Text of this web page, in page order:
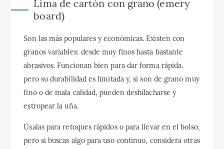
Lima de cartón con grano (emery
board)
Son las más populares y económicas. Existen con
granos variables: desde muy finos hasta bastante
abrasivos. Funcionan bien para dar forma rápida,
pero su durabilidad es limitada y, si son de grano muy
fino o de mala calidad, pueden deshilacharse y
estropear la uña.
Úsalas para retoques rápidos o para llevar en el bolso,
pero si buscas algo para uso continuo, considera otras